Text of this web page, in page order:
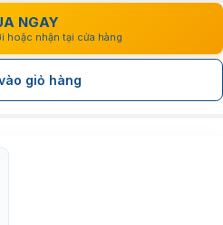
NGAY
hoặc nhận tại cửa hàng
giỏ hàng